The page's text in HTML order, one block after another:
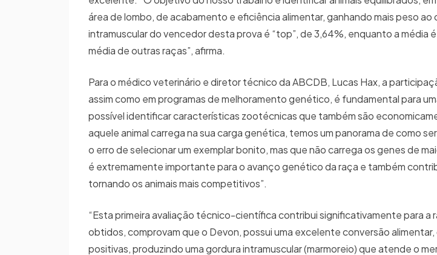
área de lombo, de acabamento e eficiência alimentar, ganhando mais peso ao
intramuscular do vencedor desta prova é “top”, de 3,64%, enquanto a média
média de outras raças”, afirma.
Para o médico veterinário e diretor técnico da ABCDB, Lucas Hax, a
assim como em programas de melhoramento genético, é fundamental para
possível identificar características zootécnicas que também são
aquele animal carrega na sua carga genética, temos um panorama de como
o erro de selecionar um exemplar bonito, mas que não carrega os genes de
é extremamente importante para o avanço genético da raça e também
tornando os animais mais competitivos”.
“Esta primeira avaliação técnico-científica contribui significativamente para a
obtidos, comprovam que o Devon, possui uma excelente conversão
positivas, produzindo uma gordura intramuscular (marmoreio) que atende o